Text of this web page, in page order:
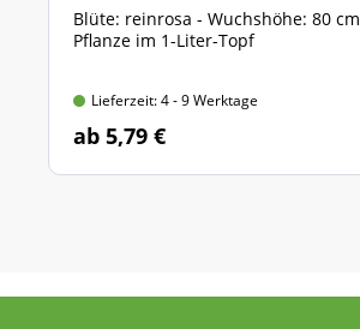
Blüte: reinrosa - Wuchshöhe: 80 cm
Pflanze im 1-Liter-Topf
Lieferzeit: 4 - 9 Werktage
ab 5,79 €